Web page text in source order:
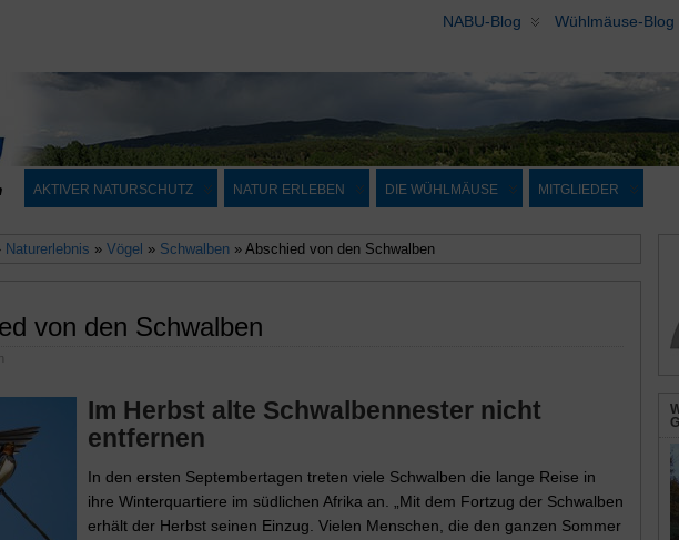
NABU-Blog Wühlmäuse-Blog
AKTIVER NATURSCHUTZ NATUR ERLEBEN DIE WÜHLMÄUSE MITGLIEDER
Naturerlebnis » Vögel » Schwalben» Abschied von den Schwalben
von den Schwalben
Im Herbst alte Schwalbennester nicht
entfernen
In den ersten Septembertagen treten viele Schwalben die lange Reise in
ihre Winterquartiere im südlichen Afrika an. „Mit dem Fortzug der Schwalben
erhält der Herbst seinen Einzug. Vielen Menschen, die den ganzen Sommer